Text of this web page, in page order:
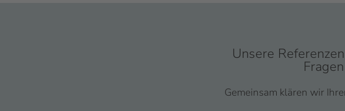
Unsere
Gemeinsam klären wir